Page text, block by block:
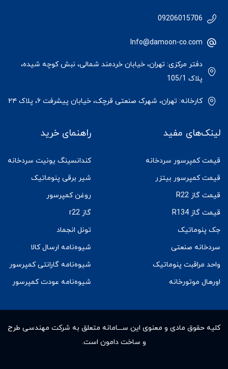
09206015706
Info@damoon-co.com
دفتر مرکزی: تهران، خیابان خردمند شمالی، نبش کوچه شیده،
پلاک 105/1
کارخانه: تهران، شهرک صنعتی قرچک، خیابان پیشرفت ۶، پلاک ۲۴
لینک‌های مفید
قیمت کمپرسور سردخانه
قیمت کمپرسور بیتزر
قیمت گاز R22
قیمت گاز R134
جک پنوماتیک
سردخانه صنعتی
واحد مراقبت پنوماتیک
اورهال موتورخانه
راهنمای خرید
کندانسینگ یونیت سردخانه
شیر برقی پنوماتیک
روغن کمپرسور
گاز r22
تونل انجماد
شیوه‌نامه ارسال کالا
شیوه‌نامه گارانتی کمپرسور
شیوه‌نامه عودت کمپرسور
کلیه حقوق مادى و معنوى این ســـامانه متعلق به شرکت مهندسی طرح
و ساخت دامون است.